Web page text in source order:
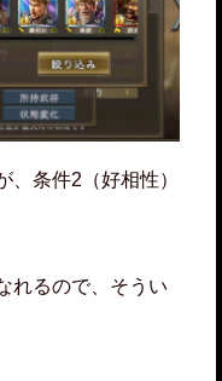
条件2（好相性）
れるので、そうい